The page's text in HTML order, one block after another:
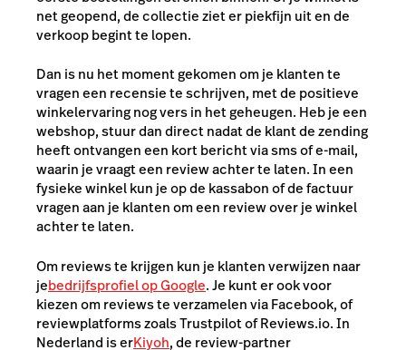
net geopend, de collectie ziet er piekfijn uit en de
verkoop begint te lopen.
Dan is nu het moment gekomen om je klanten te
vragen een recensie te schrijven, met de positieve
winkelervaring nog vers in het geheugen. Heb je een
webshop, stuur dan direct nadat de klant de zending
heeft ontvangen een kort bericht via sms of e-mail,
waarin je vraagt een review achter te laten. In een
fysieke winkel kun je op de kassabon of de factuur
vragen aan je klanten om een review over je winkel
achter te laten.
Om reviews te krijgen kun je klanten verwijzen naar
jebedrijfsprofiel op Google. Je kunt er ook voor
kiezen om reviews te verzamelen via Facebook, of
reviewplatforms zoals Trustpilot of Reviews.io. In
Nederland is erKiyoh, de review-partner